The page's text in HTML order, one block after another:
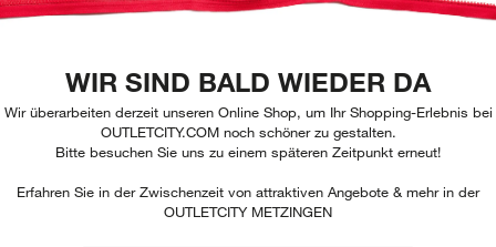
WIR SIND BALD WIEDER DA
Wir überarbeiten derzeit unseren Online Shop, um Ihr Shopping-Erlebnis bei
OUTLETCITY.COM noch schöner zu gestalten.
Bitte besuchen Sie uns zu einem späteren Zeitpunkt erneut!
Erfahren Sie in der Zwischenzeit von attraktiven Angebote & mehr in der
OUTLETCITY METZINGEN